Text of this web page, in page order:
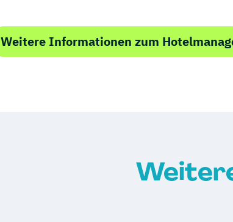
Weitere Informationen zum